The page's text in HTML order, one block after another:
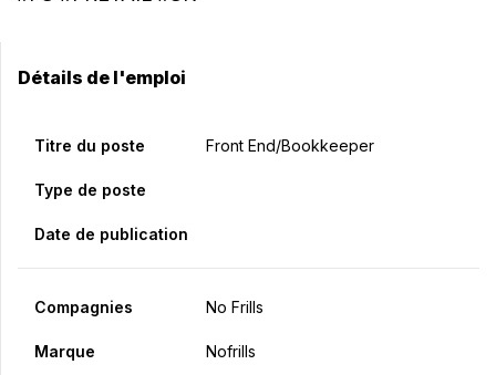
Détails de l'emploi
Titre du poste Front End/Bookkeeper
Type de poste
Date de publication
Compagnies No Frills
Marque Nofrills